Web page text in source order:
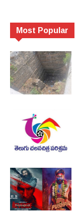
Most Popular